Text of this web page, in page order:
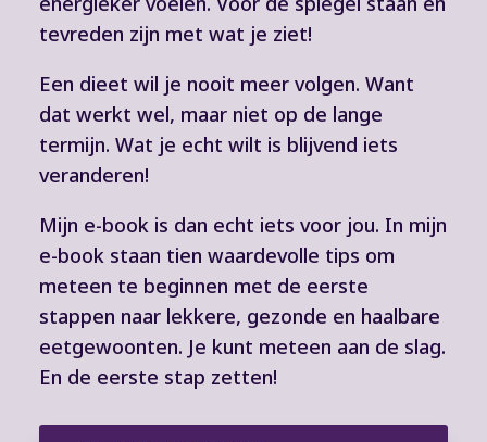
tevreden zijn met wat je ziet!
Een dieet wil je nooit meer volgen. Want
dat werkt wel, maar niet op de lange
termijn. Wat je echt wilt is blijvend iets
veranderen!
Mijn e-book is dan echt iets voor jou. In mijn
e-book staan tien waardevolle tips om
meteen te beginnen met de eerste
stappen naar lekkere, gezonde en haalbare
eetgewoonten. Je kunt meteen aan de slag.
En de eerste stap zetten!